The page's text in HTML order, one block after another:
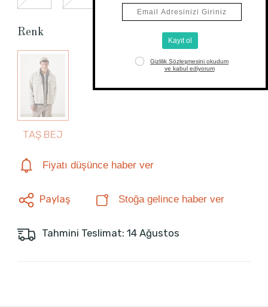
Renk
TAŞ BEJ
Fiyatı düşünce haber ver
Paylaş Stoğa gelince haber ver
Tahmini Teslimat: 14 Ağustos